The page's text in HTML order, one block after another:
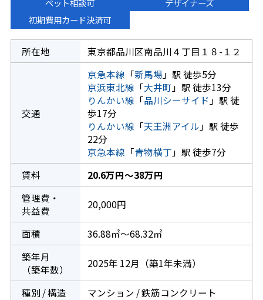
初期費用カード決済可
所在地 東京都品川区南品川４丁目１８-１２
交通
京急本線 「新馬場 」駅 徒歩5分
京浜東北線 「大井町 」駅 徒歩13分
りんかい線 「品川シーサイド 」駅 徒
歩17分
りんかい線 「天王洲アイル 」駅 徒歩
22分
京急本線 「青物横丁 」駅 徒歩7分
賃料
20.6万円～38万円
管理費・
共益費
20,000円
面積
36.88㎡～68.32㎡
築年月
（築年数）
2025年 12月（築1年未満）
種別 / 構造
マンション / 鉄筋コンクリート